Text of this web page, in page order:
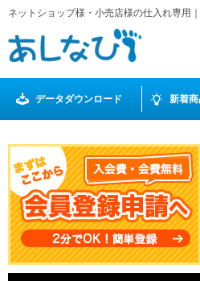
ネットショップ様・小売店様の仕入れ専用
データダウンロード 新着